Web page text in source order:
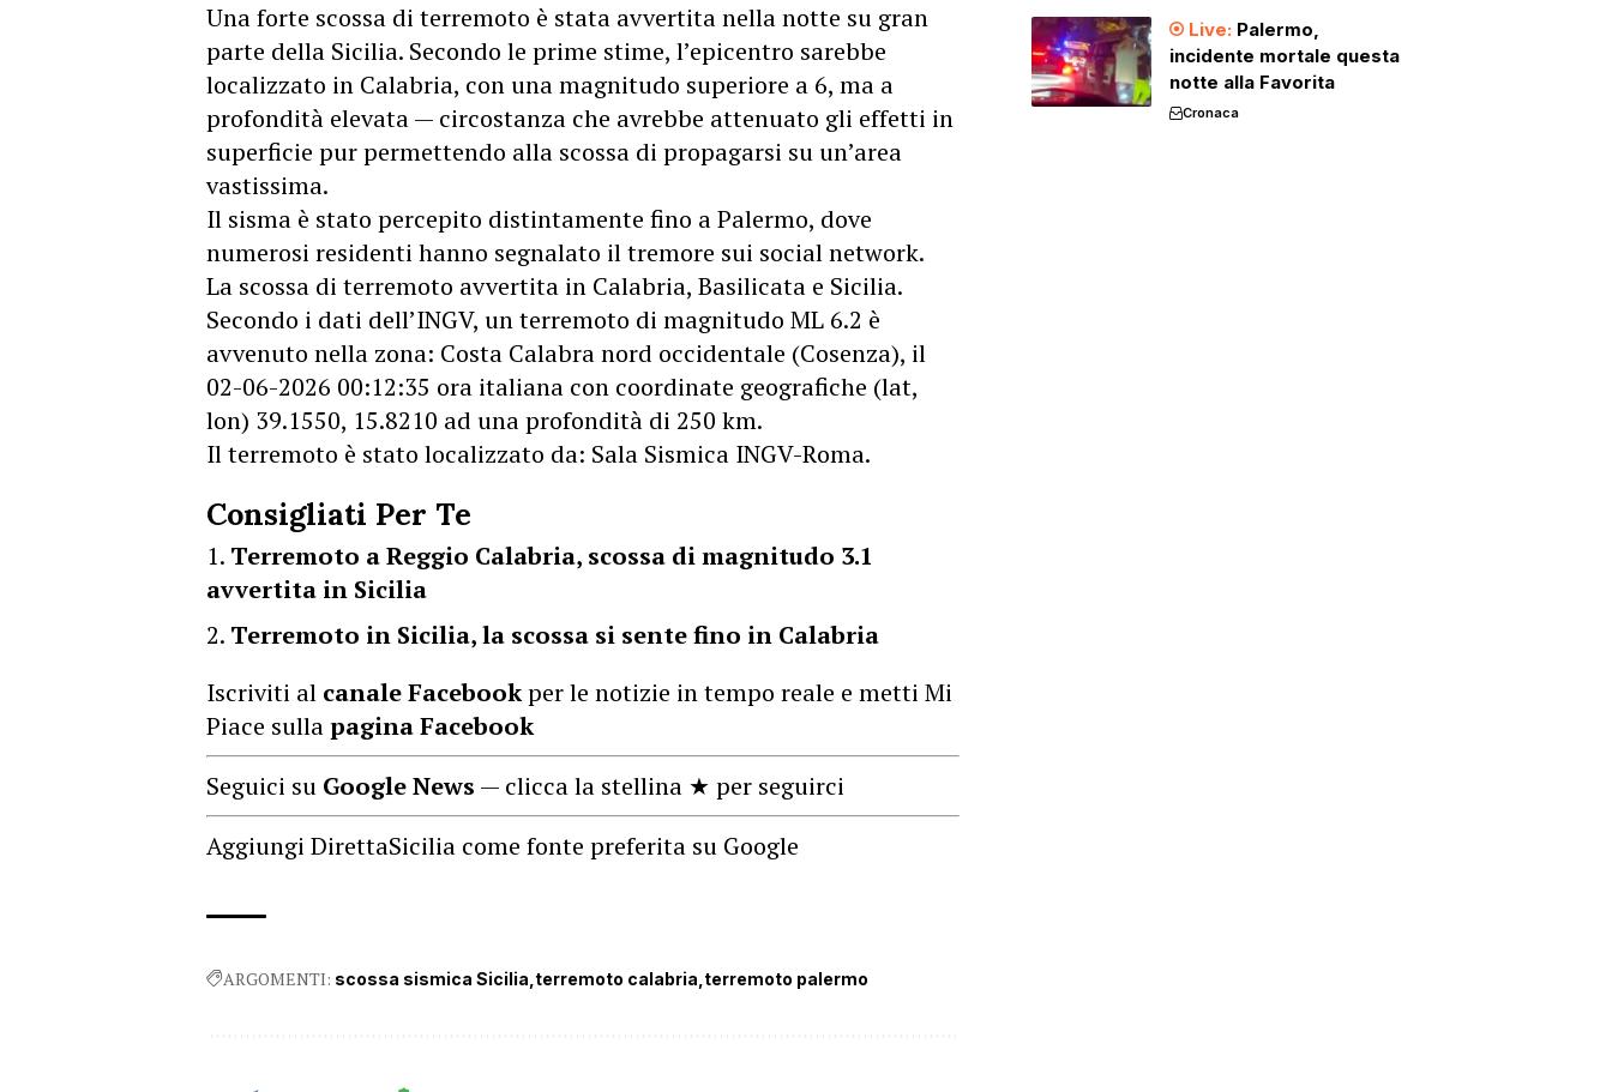
Una forte scossa di terremoto è stata avvertita nella notte su gran
parte della Sicilia. Secondo le prime stime, l’epicentro sarebbe
localizzato in Calabria, con una magnitudo superiore a 6, ma a
profondità elevata — circostanza che avrebbe attenuato gli effetti in
superficie pur permettendo alla scossa di propagarsi su un’area
vastissima.
Il sisma è stato percepito distintamente fino a Palermo, dove
numerosi residenti hanno segnalato il tremore sui social network.
La scossa di terremoto avvertita in Calabria, Basilicata e Sicilia.
Secondo i dati dell’INGV, un terremoto di magnitudo ML 6.2 è
avvenuto nella zona: Costa Calabra nord occidentale (Cosenza), il
02-06-2026 00:12:35 ora italiana con coordinate geografiche (lat,
lon) 39.1550, 15.8210 ad una profondità di 250 km.
Il terremoto è stato localizzato da: Sala Sismica INGV-Roma.
Consigliati Per Te
Terremoto a Reggio Calabria, scossa di magnitudo 3.1
avvertita in Sicilia
Terremoto in Sicilia, la scossa si sente fino in Calabria
Iscriviti al canale Facebookper le notizie in tempo reale e metti Mi
Piace sullapagina Facebook
Seguici su Google News — clicca la stellina ★ per seguirci
Aggiungi DirettaSicilia come fonte preferita su Google
ARGOMENTI: scossa sismica Sicilia terremoto calabria terremoto palermo
Palermo,
incidente mortale questa
notte alla Favorita
Cronaca